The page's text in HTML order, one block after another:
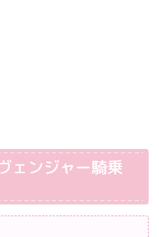
ェンジャー騎乗